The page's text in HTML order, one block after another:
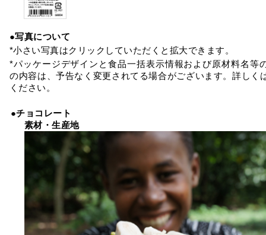
●写真について
*小さい写真はクリックしていただくと拡大できます。
*パッケージデザインと食品一括表示情報および原材料名等
の内容は、予告なく変更されてる場合がございます。詳しく
ください。
●チョコレート
素材・生産地